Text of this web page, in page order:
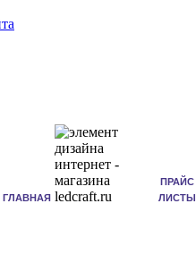
ГЛАВНАЯ
ПРАЙС
ЛИСТЫ